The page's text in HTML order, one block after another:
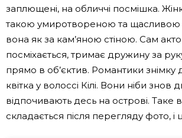
заплющені, на обличчі посмішка.
такою умиротвореною та щасливою
вона як за кам’яною стіною. Сам
посміхається, тримає дружину за
прямо в об’єктив. Романтики
квітка у волоссі Кілі. Вони ніби знов
відпочивають десь на острові. Таке
складається після перегляду фото, і